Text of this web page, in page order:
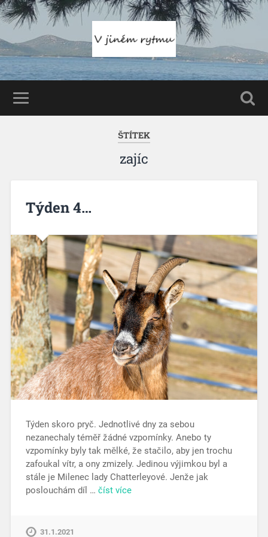
ŠTÍTEK
zajíc
Týden 4…
Týden skoro pryč. Jednotlivé dny za sebou
nezanechaly téměř žádné vzpomínky. Anebo ty
vzpomínky byly tak mělké, že stačilo, aby jen trochu
zafoukal vítr, a ony zmizely. Jedinou výjimkou byl a
stále je Milenec lady Chatterleyové. Jenže jak
poslouchám díl … číst více
31.1.2021